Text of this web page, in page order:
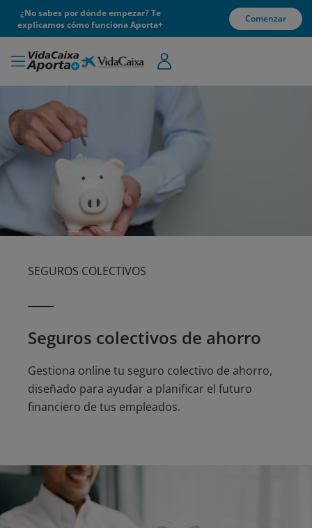
¿No sabes por dónde empezar? Te
explicamos cómo funciona Aporta+
Comenzar
SEGUROS COLECTIVOS
Seguros colectivos de ahorro
Gestiona online tu seguro colectivo de ahorro,
diseñado para ayudar a planificar el futuro
financiero de tus empleados.